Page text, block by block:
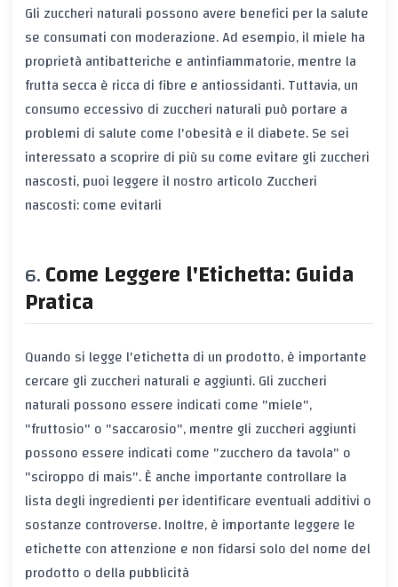
Gli zuccheri naturali possono avere benefici per la salute
se consumati con moderazione. Ad esempio, il miele ha
proprietà antibatteriche e antinfiammatorie, mentre la
frutta secca è ricca di fibre e antiossidanti. Tuttavia, un
consumo eccessivo di zuccheri naturali può portare a
problemi di salute come l'obesità e il diabete. Se sei
interessato a scoprire di più su come evitare gli zuccheri
nascosti, puoi leggere il nostro articolo Zuccheri
nascosti: come evitarli
Come Leggere l'Etichetta: Guida
Pratica
Quando si legge l'etichetta di un prodotto, è importante
cercare gli zuccheri naturali e aggiunti. Gli zuccheri
naturali possono essere indicati come "miele",
"fruttosio" o "saccarosio", mentre gli zuccheri aggiunti
possono essere indicati come "zucchero da tavola" o
"sciroppo di mais". È anche importante controllare la
lista degli ingredienti per identificare eventuali additivi o
sostanze controverse. Inoltre, è importante leggere le
etichette con attenzione e non fidarsi solo del nome del
prodotto o della pubblicità